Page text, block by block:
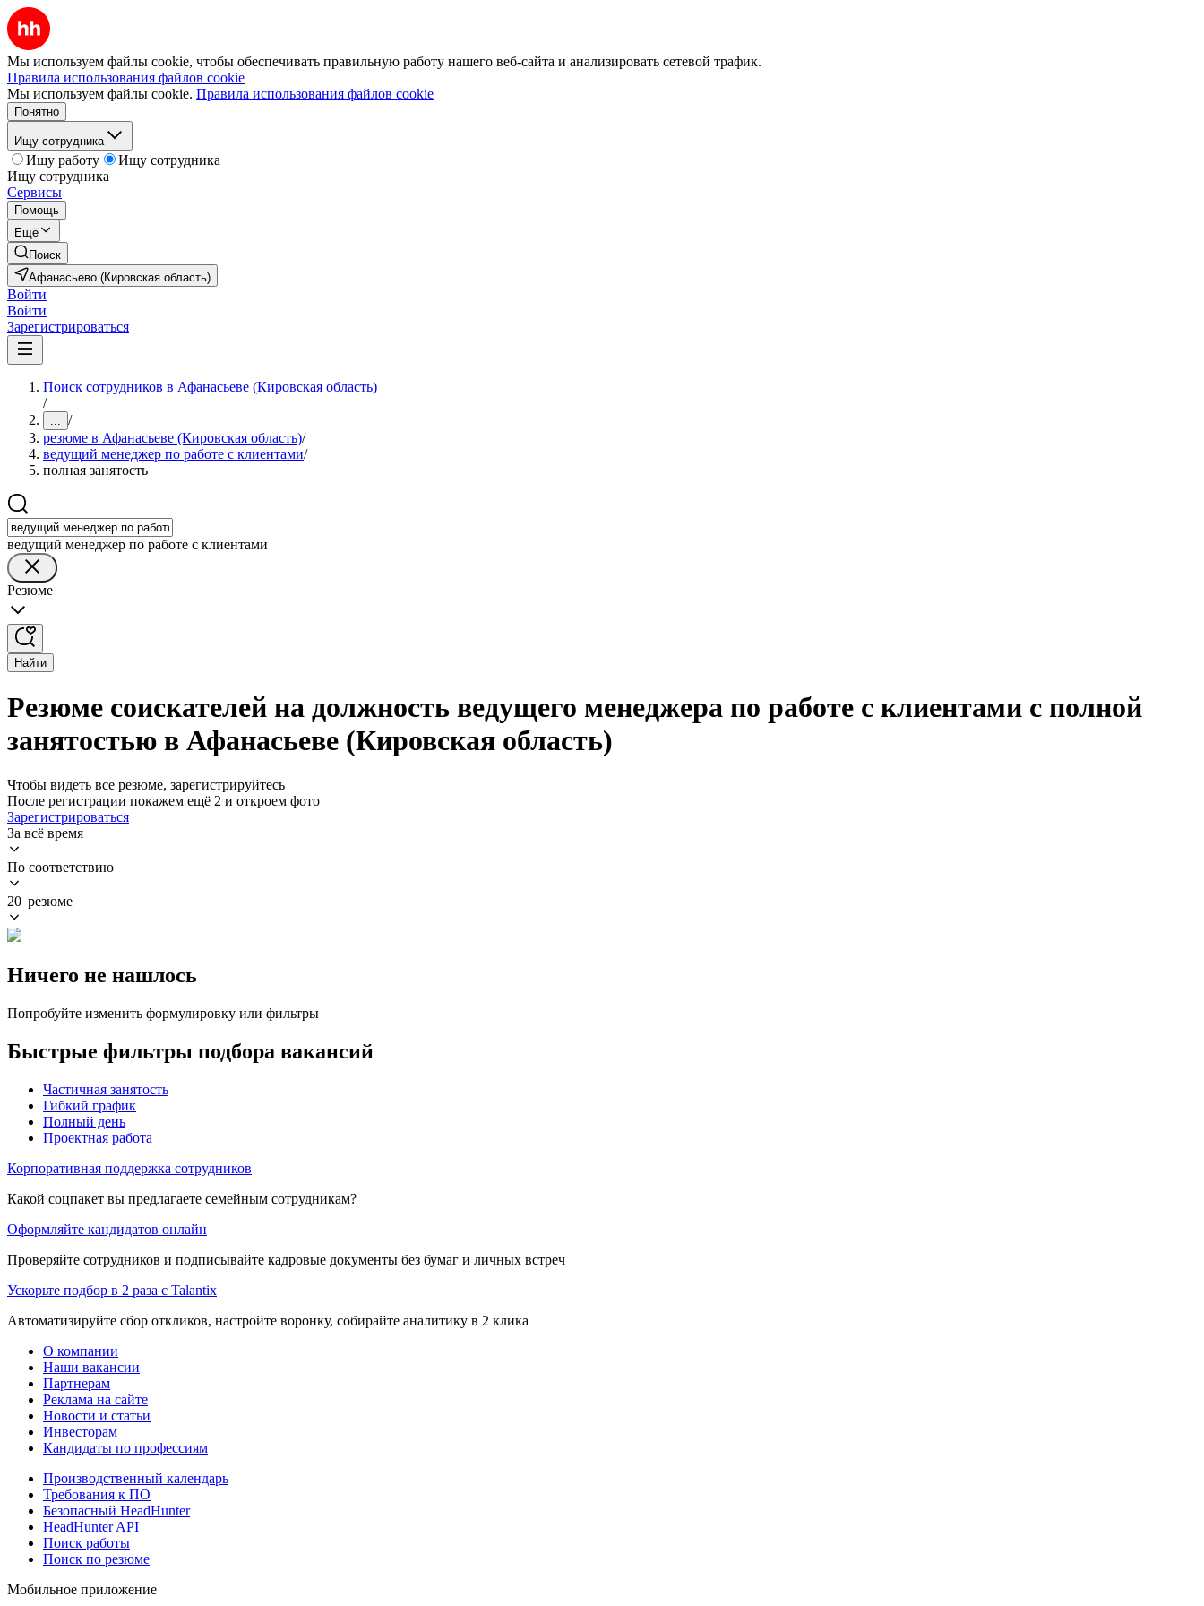
Мы используем файлы cookie, чтобы обеспечивать правильную работу нашего веб-сайта и анализировать сетевой трафик.
Правила использования файлов cookie
Мы используем файлы cookie. Правила использования файлов cookie
Понятно
Ищу сотрудника
Ищу работу
Ищу сотрудника
Ищу сотрудника
Сервисы
Помощь
Ещё
Поиск
Афанасьево (Кировская область)
Войти
Войти
Зарегистрироваться
Поиск сотрудников в Афанасьеве (Кировская область)
/
... /
резюме в Афанасьеве (Кировская область)/
ведущий менеджер по работе с клиентами/
полная занятость
ведущий менеджер по работе с клиентами
Резюме
Найти
Резюме соискателей на должность ведущего менеджера по работе с клиентами с полной
занятостью в Афанасьеве (Кировская область)
Чтобы видеть все резюме, зарегистрируйтесь
После регистрации покажем ещё 2 и откроем фото
Зарегистрироваться
За всё время
По соответствию
20 резюме
Ничего не нашлось
Попробуйте изменить формулировку или фильтры
Быстрые фильтры подбора вакансий
Частичная занятость
Гибкий график
Полный день
Проектная работа
Корпоративная поддержка сотрудников
Какой соцпакет вы предлагаете семейным сотрудникам?
Оформляйте кандидатов онлайн
Проверяйте сотрудников и подписывайте кадровые документы без бумаг и личных встреч
Ускорьте подбор в 2 раза с Talantix
Автоматизируйте сбор откликов, настройте воронку, собирайте аналитику в 2 клика
О компании
Наши вакансии
Партнерам
Реклама на сайте
Новости и статьи
Инвесторам
Кандидаты по профессиям
Производственный календарь
Требования к ПО
Безопасный HeadHunter
HeadHunter API
Поиск работы
Поиск по резюме
Мобильное приложение